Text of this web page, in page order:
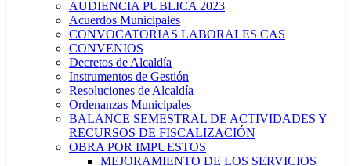
AUDIENCIA PÚBLICA 2023
Acuerdos Municipales
CONVOCATORIAS LABORALES CAS
CONVENIOS
Decretos de Alcaldía
Instrumentos de Gestión
Resoluciones de Alcaldía
Ordenanzas Municipales
BALANCE SEMESTRAL DE ACTIVIDADES Y
RECURSOS DE FISCALIZACIÓN
OBRA POR IMPUESTOS
MEJORAMIENTO DE LOS SERVICIOS